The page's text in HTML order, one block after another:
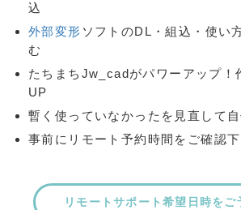
込
外部変形 ソフトのDL・組込・使い
む
たちまちJw_cadがパワーアップ！
UP
暫く使っていなかったを見直して
事前にリモート予約時間をご確認
リモートサポート希望日時をご